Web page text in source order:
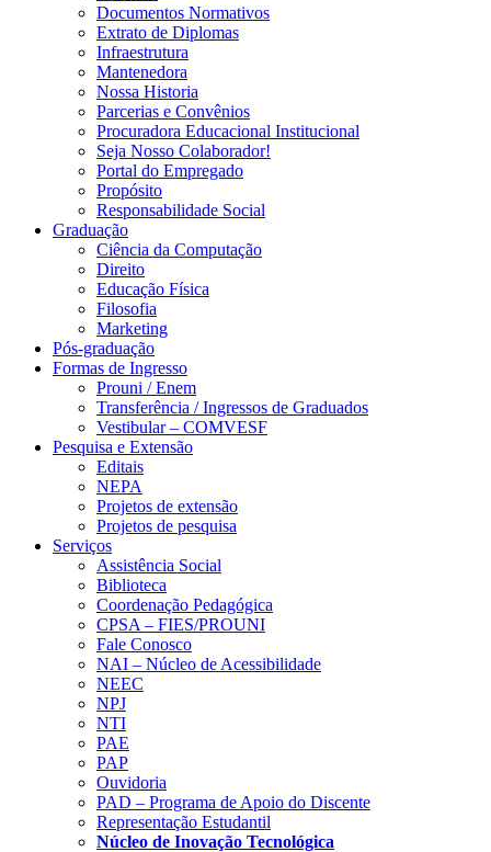
Documentos Normativos
Extrato de Diplomas
Infraestrutura
Mantenedora
Nossa Historia
Parcerias e Convênios
Procuradora Educacional Institucional
Seja Nosso Colaborador!
Portal do Empregado
Propósito
Responsabilidade Social
Graduação
Ciência da Computação
Direito
Educação Física
Filosofia
Marketing
Pós-graduação
Formas de Ingresso
Prouni / Enem
Transferência / Ingressos de Graduados
Vestibular – COMVESF
Pesquisa e Extensão
Editais
NEPA
Projetos de extensão
Projetos de pesquisa
Serviços
Assistência Social
Biblioteca
Coordenação Pedagógica
CPSA – FIES/PROUNI
Fale Conosco
NAI – Núcleo de Acessibilidade
NEEC
NPJ
NTI
PAE
PAP
Ouvidoria
PAD – Programa de Apoio do Discente
Representação Estudantil
Núcleo de Inovação Tecnológica